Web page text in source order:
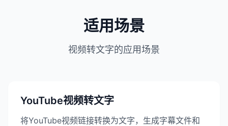
适用场景
视频转文字的应用场景
YouTube视频转文字
将YouTube视频链接转换为文字，生成字幕文件和